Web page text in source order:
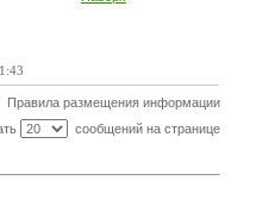
Правила размещения информации
сообщений на странице